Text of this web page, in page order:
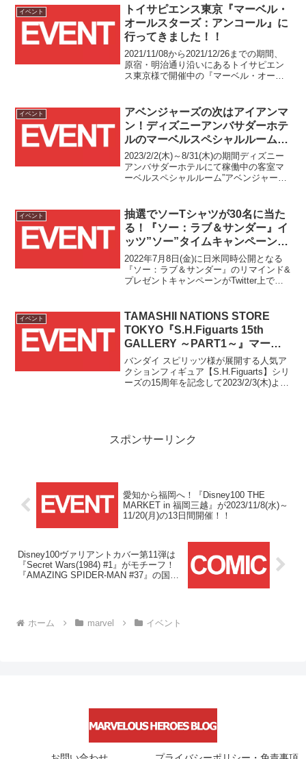
ン氏の撮影券・サイン券および、同氏と
ロキの変異体シルヴィ役ソフィア・デ
ィ・マルティーノ氏のダブルショットチ
ケットです！！
イベント
トイサピエンス東京『マーベル・
オールスターズ：アンコール』に
行ってきました！！
2021/11/08から2021/12/26までの期間、
原宿・明治通り沿いにあるトイサピエン
ス東京様で開催中の『マーベル・オール
子を紹介したいと思います。
イベント
アベンジャーズの次はアイアンマ
ン！ディズニーアンバサダーホテ
ルのマーベルスペシャルルーム第
2弾客室が2023/9/13(水)より登
場！！
2023/2/2(木)～8/31(木)の期間ディズニー
アンバサダーホテルにて稼働中の客室マ
ーベルスペシャルルーム”アベンジャー
シャルルーム"アイアンマン"が期間限定
で登場することが発表されました！！
イベント
抽選でソーTシャツが30名に当た
る！『ソー：ラブ＆サンダー』イ
ッツ”ソー”タイムキャンペーン開
催！！
2022年7月8日(金)に日米同時公開となる
『ソー：ラブ＆サンダー』のリマインド&
プレゼントキャンペーンがTwitter上で始
イベント
TAMASHII NATIONS STORE
TOKYO『S.H.Figuarts 15th
GALLERY ～PART1～』マーベ
ル関連展示リポート！！
バンダイ スピリッツ様が展開する人気ア
クションフィギュア【S.H.Figuarts】シリ
ーズの15周年を記念して2023/2/3(木)より
スポンサーリンク
愛知から福岡へ！『Disney100 THE
MARKET in 福岡三越』が2023/11/8(水)～
11/20(月)の13日間開催！！
Disney100ヴァリアントカバー第11弾は
『Secret Wars(1984) #1』がモチーフ！
『AMAZING SPIDER-MAN #37』の国内
ホーム marvel イベント